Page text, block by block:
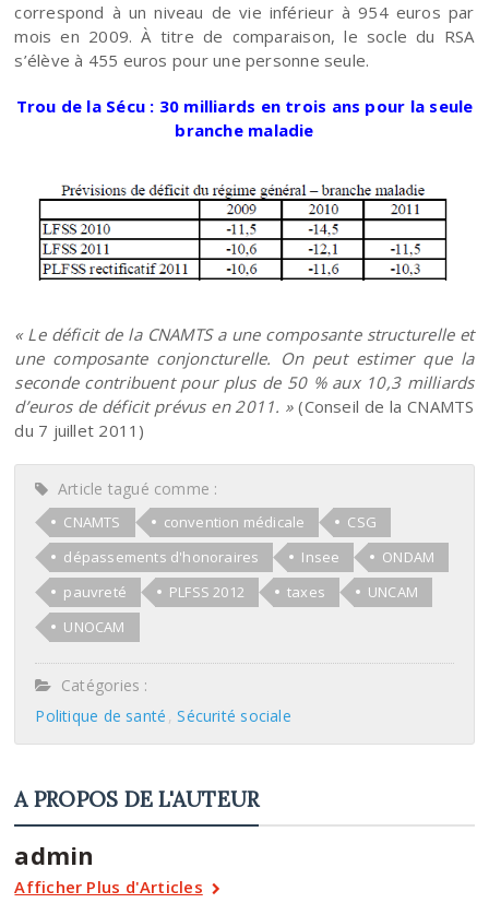
correspond à un niveau de vie inférieur à 954 euros par
mois en 2009. À titre de comparaison, le socle du RSA
s’élève à 455 euros pour une personne seule.
Trou de la Sécu : 30 milliards en trois ans pour la seule
branche maladie
« Le déficit de la CNAMTS a une composante structurelle et
une composante conjoncturelle. On peut estimer que la
seconde contribuent pour plus de 50 % aux 10,3 milliards
d’euros de déficit prévus en 2011. »(Conseil de la CNAMTS
du 7 juillet 2011)
Article tagué comme :
CNAMTS convention médicale
CSG
dépassements d'honoraires
Insee
ONDAM
pauvreté
PLFSS 2012 taxes
UNCAM
UNOCAM
Catégories :
Politique de santé
Sécurité sociale
A PROPOS DE L'AUTEUR
admin
Afficher Plus d'Articles